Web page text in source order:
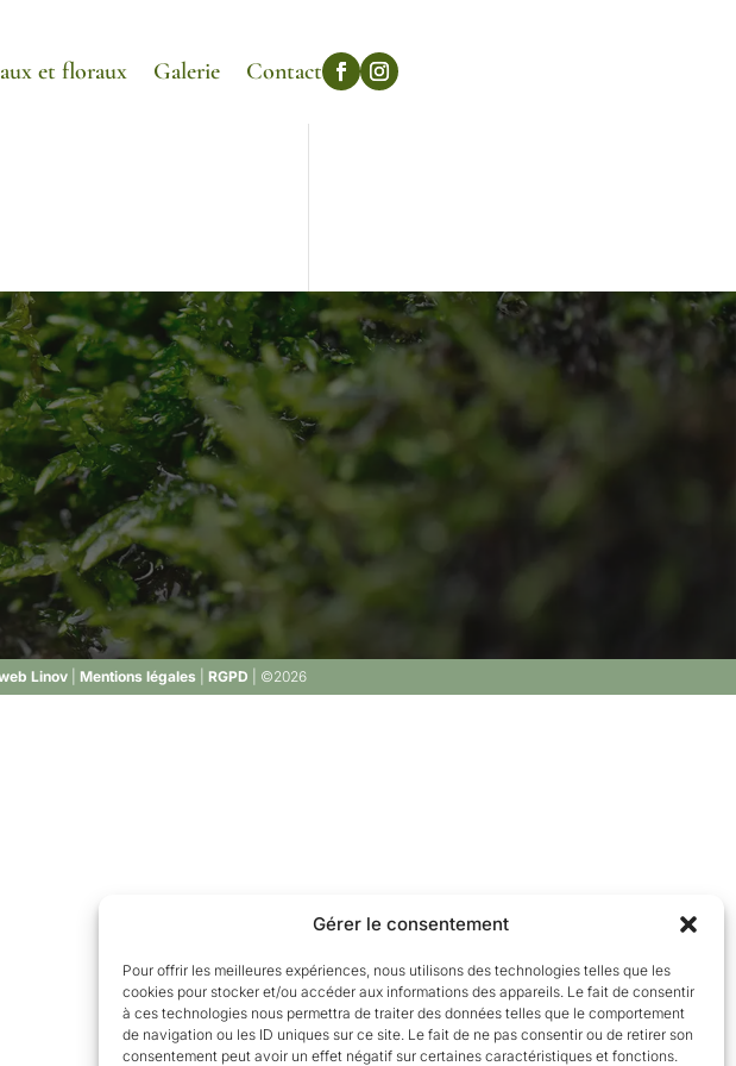
Gérer le consentement
Pour offrir les meilleures expériences, nous utilisons des technologies telles que les
cookies pour stocker et/ou accéder aux informations des appareils. Le fait de consentir
à ces technologies nous permettra de traiter des données telles que le comportement
de navigation ou les ID uniques sur ce site. Le fait de ne pas consentir ou de retirer son
consentement peut avoir un effet négatif sur certaines caractéristiques et fonctions.
et floraux Galerie Contact
Linov Mentions légales RGPD | ©2026